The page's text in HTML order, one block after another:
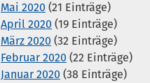
Mai 2020 (21 Einträge)
April 2020 (19 Einträge)
März 2020 (32 Einträge)
Februar 2020 (22 Einträge)
Januar 2020 (38 Einträge)